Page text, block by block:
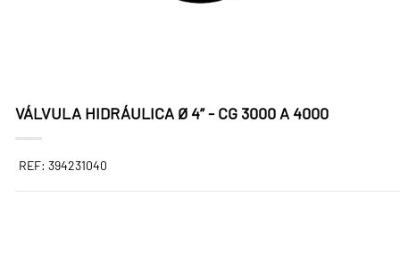
VÁLVULA HIDRÁULICA Ø 4” - CG 3000 A 4000
REF: 394231040